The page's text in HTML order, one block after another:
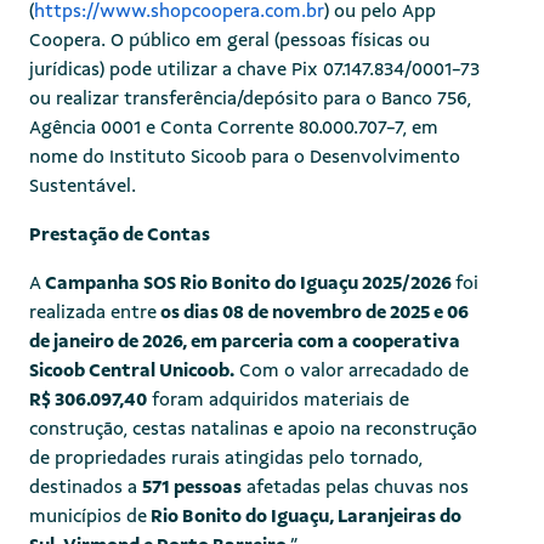
(https://www.shopcoopera.com.br) ou pelo App
Coopera. O público em geral (pessoas físicas ou
jurídicas) pode utilizar a chave Pix 07.147.834/0001-73
ou realizar transferência/depósito para o Banco 756,
Agência 0001 e Conta Corrente 80.000.707-7, em
nome do Instituto Sicoob para o Desenvolvimento
Sustentável.
Prestação de Contas
ACampanha SOS Rio Bonito do Iguaçu 2025/2026foi
realizada entreos dias 08 de novembro de 2025 e 06
de janeiro de 2026, em parceria com a cooperativa
Sicoob Central Unicoob. Com o valor arrecadado de
R$ 306.097,40 foram adquiridos materiais de
construção, cestas natalinas e apoio na reconstrução
de propriedades rurais atingidas pelo tornado,
destinados a 571 pessoas afetadas pelas chuvas nos
municípios de Rio Bonito do Iguaçu, Laranjeiras do